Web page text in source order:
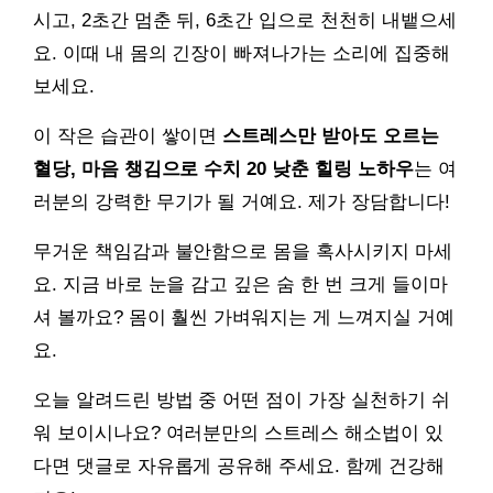
시고, 2초간 멈춘 뒤, 6초간 입으로 천천히 내뱉으세
요. 이때 내 몸의 긴장이 빠져나가는 소리에 집중해
보세요.
이 작은 습관이 쌓이면 스트레스만 받아도 오르는
혈당, 마음 챙김으로 수치 20 낮춘 힐링 노하우는 여
러분의 강력한 무기가 될 거예요. 제가 장담합니다!
무거운 책임감과 불안함으로 몸을 혹사시키지 마세
요. 지금 바로 눈을 감고 깊은 숨 한 번 크게 들이마
셔 볼까요? 몸이 훨씬 가벼워지는 게 느껴지실 거예
요.
오늘 알려드린 방법 중 어떤 점이 가장 실천하기 쉬
워 보이시나요? 여러분만의 스트레스 해소법이 있
다면 댓글로 자유롭게 공유해 주세요. 함께 건강해